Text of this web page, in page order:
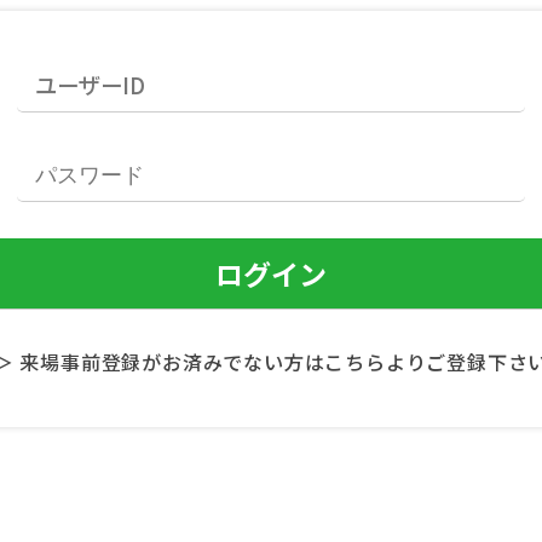
来場事前登録がお済みでない方はこちらよりご登録下さ